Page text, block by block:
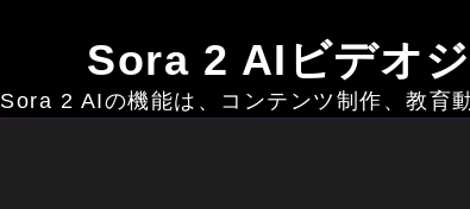
Sora 2 AIビデオ
Sora 2 AIの機能は、コンテンツ制作、教育